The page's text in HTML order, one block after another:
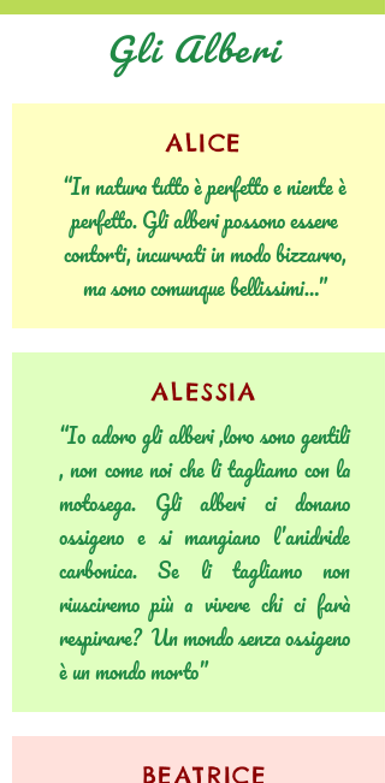
Gli Alberi
ALICE
“In natura tutto è perfetto e niente è
perfetto. Gli alberi possono essere
contorti, incurvati in modo bizzarro,
ma sono comunque bellissimi…”
ALESSIA
“Io adoro gli alberi ,loro sono gentili
, non come noi che li tagliamo con la
motosega. Gli alberi ci donano
ossigeno e si mangiano l’anidride
carbonica. Se li tagliamo non
riusciremo più a vivere chi ci farà
respirare? Un mondo senza ossigeno
è un mondo morto”
BEATRICE